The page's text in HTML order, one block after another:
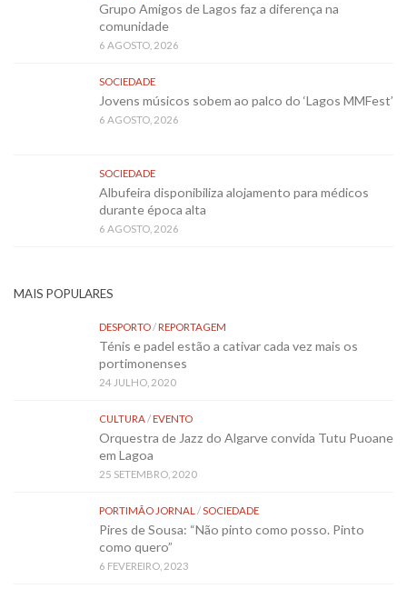
Grupo Amigos de Lagos faz a diferença na
comunidade
6 AGOSTO, 2026
SOCIEDADE
Jovens músicos sobem ao palco do ‘Lagos MMFest’
6 AGOSTO, 2026
SOCIEDADE
Albufeira disponibiliza alojamento para médicos
durante época alta
6 AGOSTO, 2026
MAIS POPULARES
DESPORTO/REPORTAGEM
Ténis e padel estão a cativar cada vez mais os
portimonenses
24 JULHO, 2020
CULTURA/EVENTO
Orquestra de Jazz do Algarve convida Tutu Puoane
em Lagoa
25 SETEMBRO, 2020
PORTIMÃO JORNAL /SOCIEDADE
Pires de Sousa: “Não pinto como posso. Pinto
como quero”
6 FEVEREIRO, 2023